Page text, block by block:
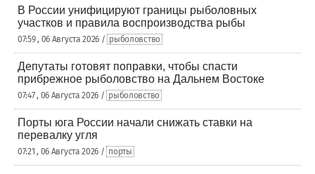
В России унифицируют границы рыболовных
участков и правила воспроизводства рыбы
07:59 , 06 Августа 2026 / рыболовство
Депутаты готовят поправки, чтобы спасти
прибрежное рыболовство на Дальнем Востоке
07:47 , 06 Августа 2026 / рыболовство
Порты юга России начали снижать ставки на
перевалку угля
07:21 , 06 Августа 2026 / порты